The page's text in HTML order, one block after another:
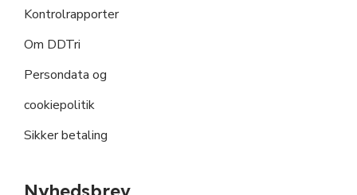
Kontrolrapporter
Om DDTri
Persondata og
cookiepolitik
Sikker betaling